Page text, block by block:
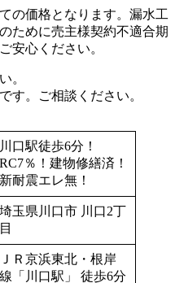
の価格となります。漏水工
ために売主様契約不適合期
安心ください。
。
す。ご相談ください。
川口駅徒歩6分！
RC7％！建物修繕済！
新耐震エレ無！
埼玉県川口市 川口2丁
目
ＪＲ京浜東北・根岸
線「川口駅」 徒歩6分